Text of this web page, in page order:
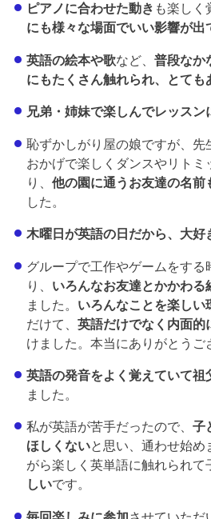
ピアノに合わせた動き も楽しく
にも様々な場面でいい影響が出
英語の絵本や歌など、 普段なか
にもたくさん触れられ、とても
兄弟・姉妹で楽しんでレッスン
恥ずかしがり屋の娘ですが、先
おかげで楽しくダンスやリトミ
り、 他の園に通うお友達の名前
した。
木曜日が英語の日だから、大好
グループで工作やゲームをする
り、 いろんなお友達とかかわる
ました。 いろんなことを楽しい
だけて、 英語だけでなく内面的
けました。本当にありがとうご
英語の発音をよく覚えていて祖
ました。
私が英語が苦手だったので、 子
ほしくないと思い、通わせ始め
がら楽しく英単語に触れられて
しいです。